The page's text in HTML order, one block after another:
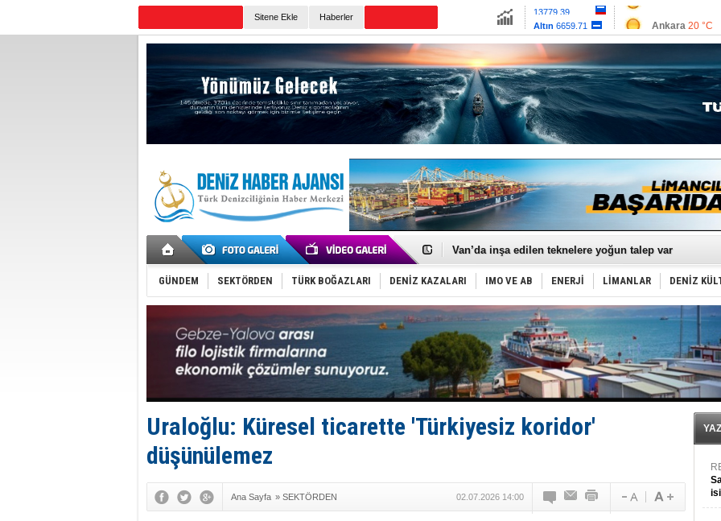
Sitene Ekle Haberler
Altın6659.71
Euro55.1258 Antalya27 °C
Muğla 24 °C
Çanakkale 22
Keşfedildi: En büyük Mercan Ormanı!
Van’da inşa edilen teknelere yoğun talep var
ASEAN ilk P&I Sigorta Kulübünü kurmaya
TAYK - Eker Olympos Regatta'da ilk start!
İstanbul ve Çanakkale: 6 ayda 40.000 gemi
TEKNOFEST ‘Mavi Vatan’ ziyaretçi kayıtları başladı!
Tersane işçilerinin direnişi, kazanımla sonuçlandı
İngiliz aktivistler, gemide mahsur kaldı!
FESCO, Karadeniz'de yeni sevkiyat taleplerini
DESE, BIMCO’ya katıldı
GİMBİRDER gemi inşa yan sanayinin sorunlarını
35 milyon TL'lik tekne projesinde karar çıktı
İnsansız cankurtaran ihalesini BlueForge kazandı
Yüzyıl sonra ilk kez dünyaya açılan gizemli ada!
GÜNDEM SEKTÖRDEN TÜRK BOĞAZLARI DENİZ KAZALARI IMO VE AB ENERJİ LİMANLAR DENİZ
Uraloğlu: Küresel ticarette 'Türkiyesiz koridor'
düşünülemez
Ana Sayfa » SEKTÖRDEN 02.07.2026 14:00